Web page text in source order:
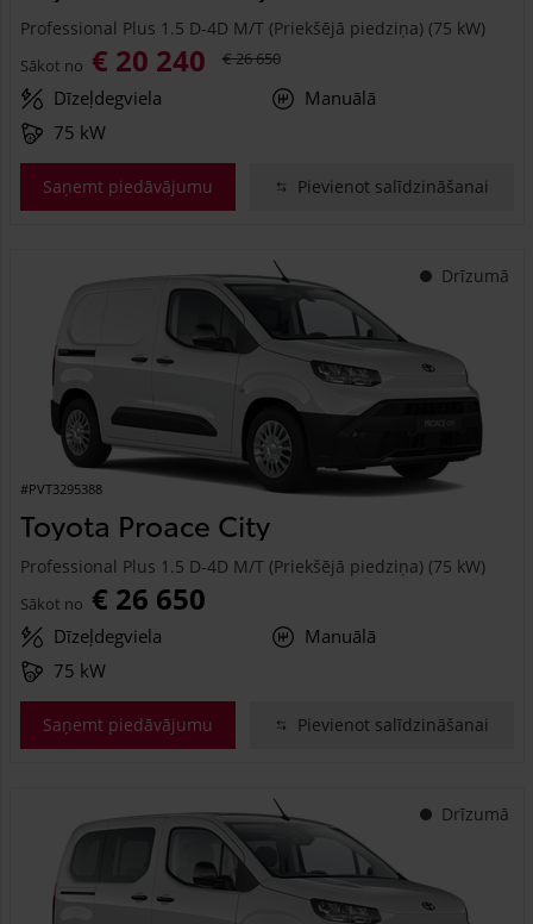
Professional Plus 1.5 D-4D M/T (Priekšējā piedziņa) (75 kW)
Sākot no € 20 240 € 26 650
Dīzeļdegviela
Manuālā
75 kW
Saņemt piedāvājumu Pievienot salīdzināšanai
Drīzumā
#PVT3295388
Toyota Proace City
Professional Plus 1.5 D-4D M/T (Priekšējā piedziņa) (75 kW)
Sākot no € 26 650
Dīzeļdegviela
Manuālā
75 kW
Saņemt piedāvājumu Pievienot salīdzināšanai
Drīzumā